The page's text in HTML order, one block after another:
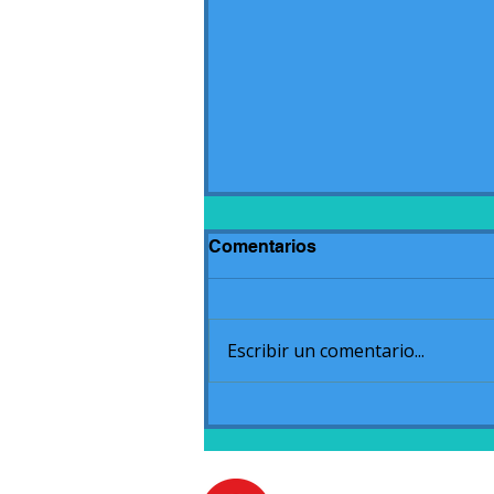
Ciclo 2020
Comentarios
Escribir un comentario...